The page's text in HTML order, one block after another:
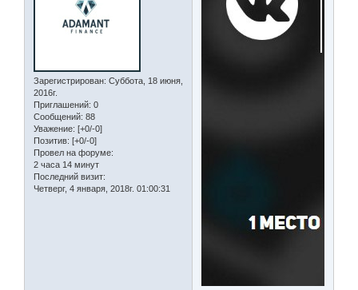
Зарегистрирован: Суббота, 18 июня,
2016г.
Приглашений: 0
Сообщений: 88
Уважение: [+0/-0]
Позитив: [+0/-0]
Провел на форуме:
2 часа 14 минут
Последний визит:
Четверг, 4 января, 2018г. 01:00:31